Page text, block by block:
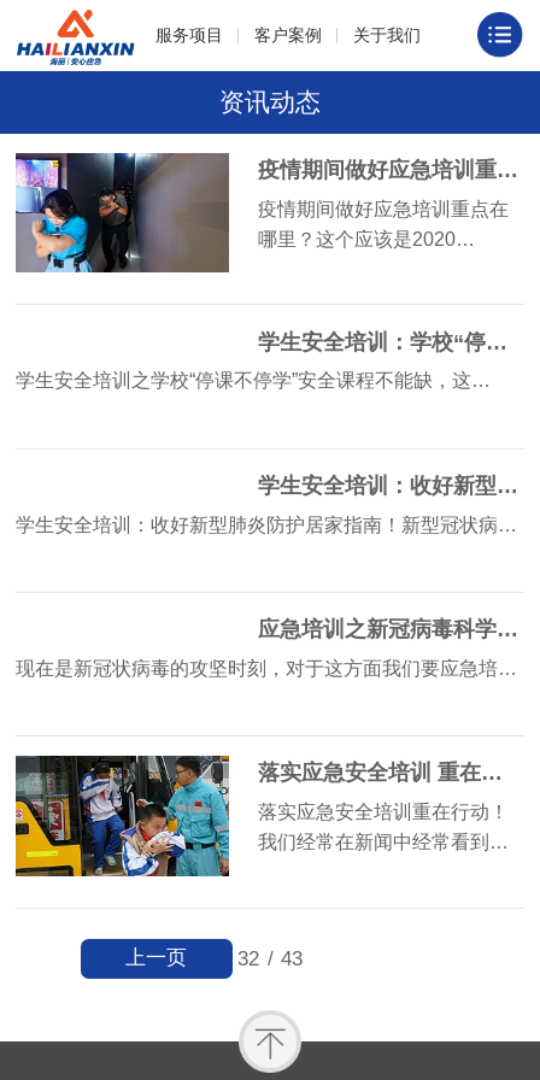
服务项目 客户案例 关于我们
资讯动态
疫情期间做好应急培训重点在哪里？
疫情期间做好应急培训重点在
哪里？这个应该是2020…
学生安全培训：学校“停课不停学”安全课程不能缺
学生安全培训之学校“停课不停学”安全课程不能缺，这…
学生安全培训：收好新型肺炎防护居家指南！
学生安全培训：收好新型肺炎防护居家指南！新型冠状病…
应急培训之新冠病毒科学问答
现在是新冠状病毒的攻坚时刻，对于这方面我们要应急培…
落实应急安全培训 重在行动！
落实应急安全培训重在行动！
我们经常在新闻中经常看到…
32 / 43
上一页